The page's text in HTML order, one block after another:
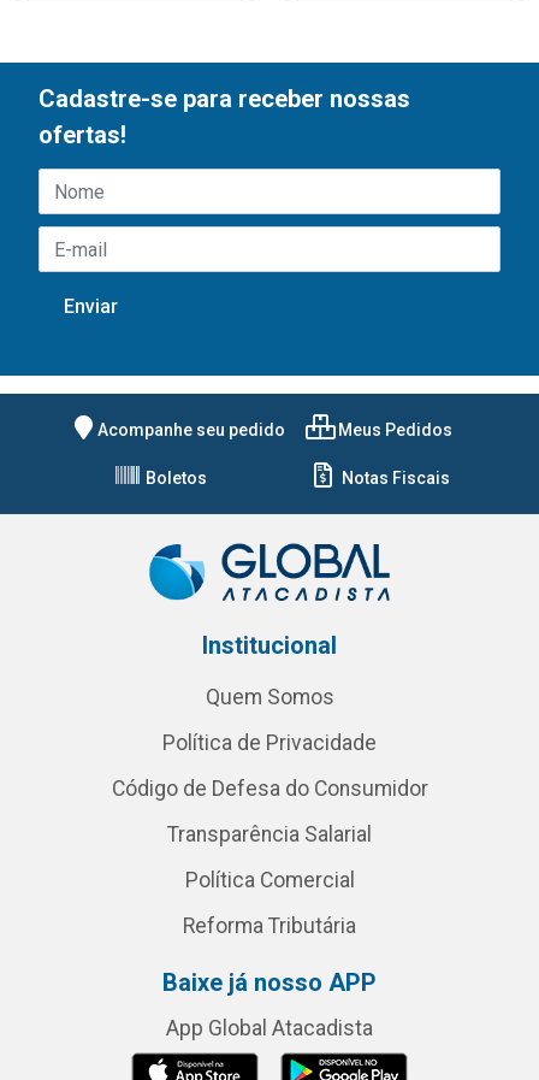
Cadastre-se para receber nossas
ofertas!
Acompanhe seu pedido Meus Pedidos
Boletos Notas Fiscais
Institucional
Quem Somos
Política de Privacidade
Código de Defesa do Consumidor
Transparência Salarial
Política Comercial
Reforma Tributária
Baixe já nosso APP
App Global Atacadista